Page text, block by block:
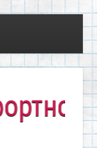
всем!"